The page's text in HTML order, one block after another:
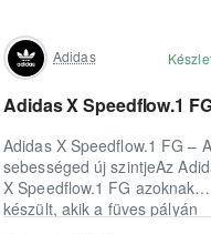
Adidas
Adidas X Speedflow.1
Adidas X Speedflow.1 FG – A
sebességed új szintjeAz
X Speedflow.1 FG azoknak
készült, akik a füves pályán